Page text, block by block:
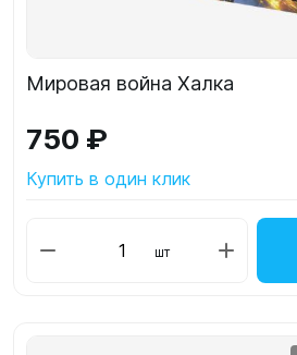
Мировая война Халка
750 ₽
Купить в один клик
шт